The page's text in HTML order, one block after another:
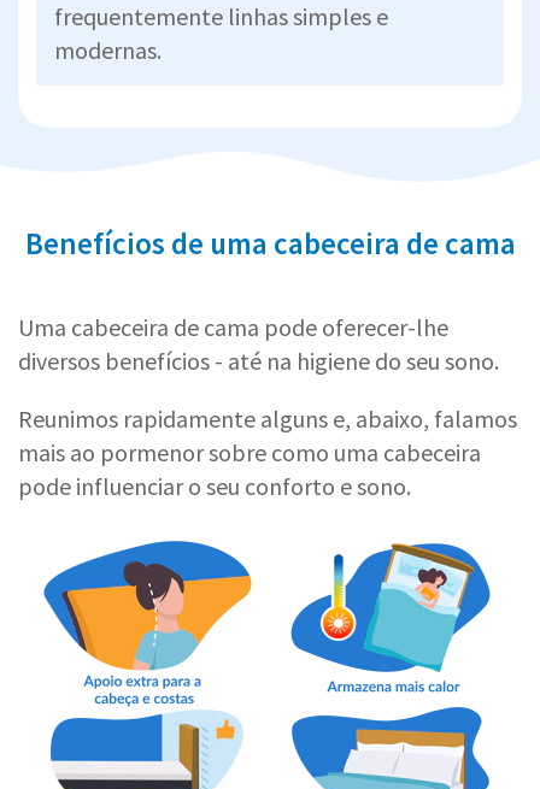
frequentemente linhas simples e
modernas.
Benefícios de uma cabeceira de cama
Uma cabeceira de cama pode oferecer-lhe
diversos benefícios - até na higiene do seu sono.
Reunimos rapidamente alguns e, abaixo, falamos
mais ao pormenor sobre como uma cabeceira
pode influenciar o seu conforto e sono.